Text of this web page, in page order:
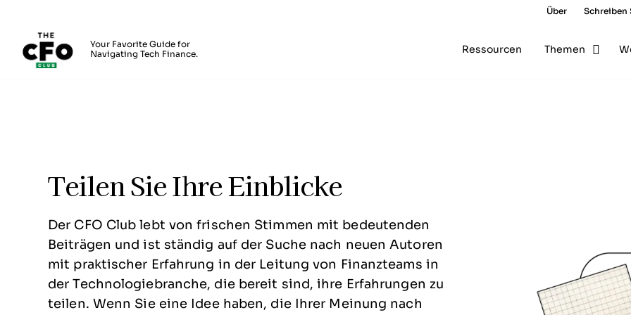
Über Schreiben
Your Favorite Guide for
Navigating Tech Finance.
Ressourcen Themen
Teilen Sie Ihre Einblicke
Der CFO Club lebt von frischen Stimmen mit bedeutenden
Beiträgen und ist ständig auf der Suche nach neuen Autoren
mit praktischer Erfahrung in der Leitung von Finanzteams in
der Technologiebranche, die bereit sind, ihre Erfahrungen zu
teilen. Wenn Sie eine Idee haben, die Ihrer Meinung nach